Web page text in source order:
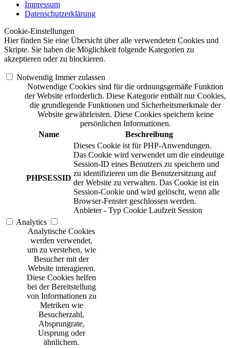
Impressum
Datenschutzerklärung
Cookie-Einstellungen
Hier finden Sie eine Übersicht über alle verwendeten Cookies und
Skripte. Sie haben die Möglichkeit folgende Kategorien zu
akzeptieren oder zu blockieren.
Notwendig Immer zulassen
Notwendige Cookies sind für die ordnungsgemäße Funktion
der Website erforderlich. Diese Kategorie enthält nur Cookies,
die grundlegende Funktionen und Sicherheitsmerkmale der
Website gewährleisten. Diese Cookies speichern keine
persönlichen Informationen.
Name
Beschreibung
PHPSESSID
Dieses Cookie ist für PHP-Anwendungen.
Das Cookie wird verwendet um die eindeutige
Session-ID eines Benutzers zu speichern und
zu identifizieren um die Benutzersitzung auf
der Website zu verwalten. Das Cookie ist ein
Session-Cookie und wird gelöscht, wenn alle
Browser-Fenster geschlossen werden.
Anbieter - Typ Cookie Laufzeit Session
Analytics
Analytische Cookies
werden verwendet,
um zu verstehen, wie
Besucher mit der
Website interagieren.
Diese Cookies helfen
bei der Bereitstellung
von Informationen zu
Metriken wie
Besucherzahl,
Absprungrate,
Ursprung oder
ähnlichem.